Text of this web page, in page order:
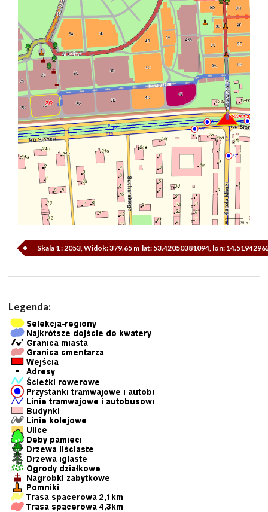
Skala 1 : 2053, Widok: 379.65 m lat: 53.42050381094, lon:
Legenda: